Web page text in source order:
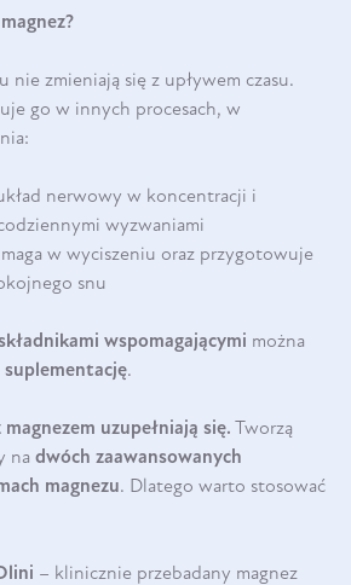
nie zmieniają się z upływem czasu.
go w innych procesach, w
nerwowy w koncentracji i
wyzwaniami
w wyciszeniu oraz przygotowuje
snu
wspomagającymi można
.
uzupełniają się. Tworzą
na dwóch zaawansowanych
magnezu. Dlatego warto stosować
– klinicznie przebadany magnez